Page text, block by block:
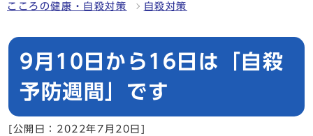
こころの健康・自殺対策 自殺対策
9月10日から16日は「自殺
予防週間」です
[公開日：2022年7月20日]